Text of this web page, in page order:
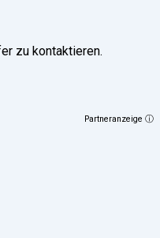
zu kontaktieren.
Partneranzeige ⓘ